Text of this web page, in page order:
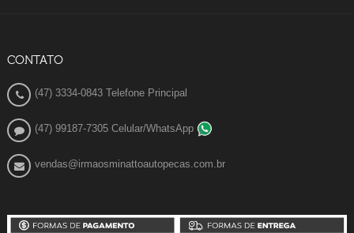
CONTATO
(47) 3334-0843 Telefone Principal
(47) 99187-7305 Celular/WhatsApp
vendas@irmaosminattoautopecas.com.br